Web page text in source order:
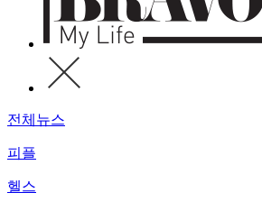
전체뉴스
피플
헬스